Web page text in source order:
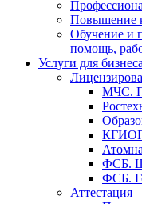
Повышение
Обучение и
помощь,
Услуги для бизнеса
МЧС.
ФСБ.
ФСБ.
Аттестация